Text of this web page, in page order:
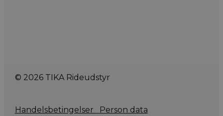
© 2026 TIKA Rideudstyr
Handelsbetingelser Person data